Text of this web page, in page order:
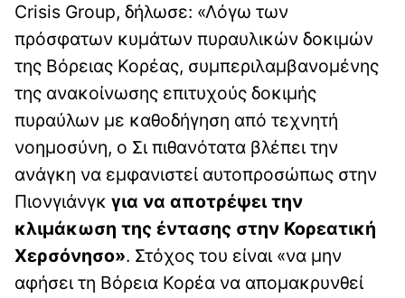
Crisis Group, δήλωσε: «Λόγω των
πρόσφατων κυμάτων πυραυλικών δοκιμών
της Βόρειας Κορέας, συμπεριλαμβανομένης
της ανακοίνωσης επιτυχούς δοκιμής
πυραύλων με καθοδήγηση από τεχνητή
νοημοσύνη, ο Σι πιθανότατα βλέπει την
ανάγκη να εμφανιστεί αυτοπροσώπως στην
Πιονγιάνγκ για να αποτρέψει την
κλιμάκωση της έντασης στην Κορεατική
Χερσόνησο». Στόχος του είναι «να μην
αφήσει τη Βόρεια Κορέα να απομακρυνθεί